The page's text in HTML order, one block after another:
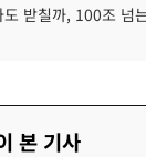
도 받칠까, 100조 넘
본 기사